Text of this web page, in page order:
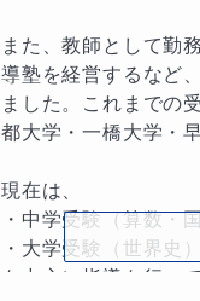
また、教師として勤
導塾を経営するなど
ました。これまでの
都大学・一橋大学・
現在は、
・中学受験（算数・
・大学受験（世界史）
を中心に指導を行っ